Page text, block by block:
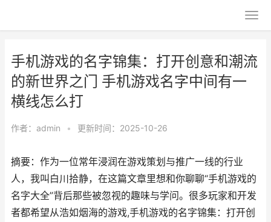
手机游戏的名字锦集：打开创意和潮流
的新世界之门 手机游戏名字中间有一
横线怎么打
作者： admin • 更新时间：2025-10-26
摘要：作为一位常年浸润在游戏策划与推广一线的行业
人，我叫白川拾静，在这篇文章里想和你聊聊“手机游戏的
名字大全”背后那些被忽视的趣味与学问。很多玩家和开发
者都希望从浩如烟海的游戏,手机游戏的名字锦集：打开创